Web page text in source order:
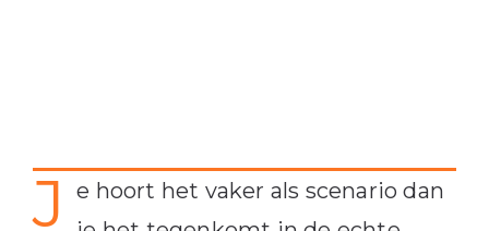
J
e hoort het vaker als scenario dan